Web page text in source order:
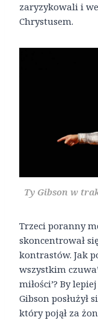
zaryzykowali i
Chrystusem.
Ty Gibson w
Trzeci poranny
skoncentrował
kontrastów. Jak
wszystkim
miłości’? By
Gibson posłużył
który pojął za